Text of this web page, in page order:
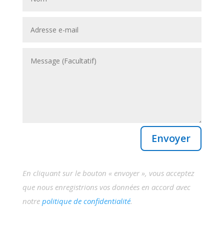
Envoyer
En cliquant sur le bouton « envoyer », vous acceptez
que nous enregistrions vos données en accord avec
notre politique de confidentialité.